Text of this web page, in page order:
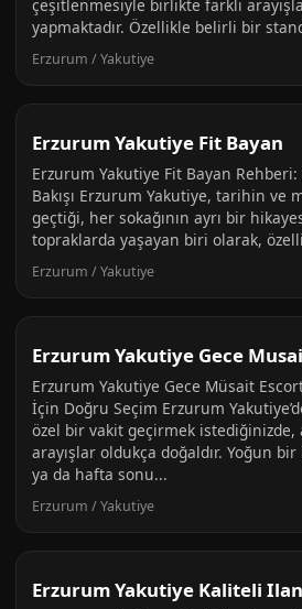
çeşitlenmesiyle birlikte farklı
yapmaktadır. Özellikle belirli bir
Erzurum / Yakutiye
Erzurum Yakutiye Fit Bayan
Erzurum Yakutiye Fit Bayan
Bakışı Erzurum Yakutiye, tarihin ve
geçtiği, her sokağının ayrı bir
topraklarda yaşayan biri olarak,
Erzurum / Yakutiye
Erzurum Yakutiye Gece
Erzurum Yakutiye Gece Müsait
İçin Doğru Seçim Erzurum
özel bir vakit geçirmek istediğinizde,
arayışlar oldukça doğaldır. Yoğun
ya da hafta sonu...
Erzurum / Yakutiye
Erzurum Yakutiye Kaliteli